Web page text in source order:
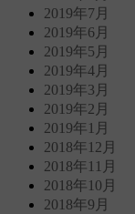
2019年7月
2019年6月
2019年5月
2019年4月
2019年3月
2019年2月
2019年1月
2018年12月
2018年11月
2018年10月
2018年9月